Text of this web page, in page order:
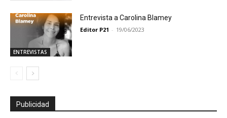
ENTREVISTAS
Entrevista a Carolina Blamey
Editor P21 - 19/06/2023
Publicidad